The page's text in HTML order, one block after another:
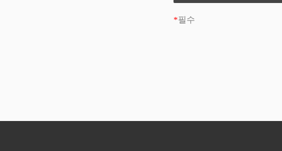
의미합니다. 회사는 제공하는 제
① 이용계약은 회원이 뉴바디랩
이용약관에 동의한 후 이용신청
② 회사는 이용약관에 동의한 후
– 선택 수집항목: 프로필 이미지
– 이용목적: 가입, 서비스 이용시
– 보유기간: 회원탈퇴시 즉시 삭
사이트는 고객에 대한 정보를 저
*필수